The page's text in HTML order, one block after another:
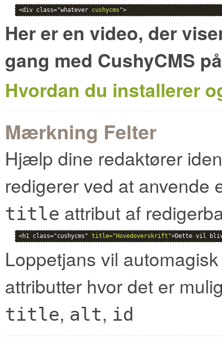
<div class="whatever cushycms ">
Her er en video, der
gang med CushyCMS
Hvordan du installerer
Mærkning Felter
Hjælp dine redaktører
redigerer ved at anvende
title attribut af
<h1 class="cushycms" title="Hovedoverskrift">Dette vil
Loppetjans vil
attributter hvor det er
title, alt, id